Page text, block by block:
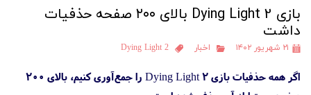
بازی Dying Light 2 بالای ۲۰۰ صفحه حذفیات
داشت
۲۱ شهریور ۱۴۰۲ اخبار Dying Light 2
اگر همه حذفیات بازی Dying Light 2 را جمع‌آوری کنیم، بالای ۲۰۰